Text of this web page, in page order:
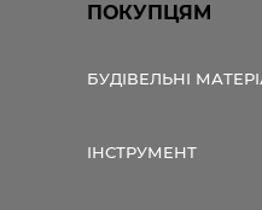
ПОКУПЦЯМ
БУДІВЕЛЬНІ
ІНСТРУМЕНТ